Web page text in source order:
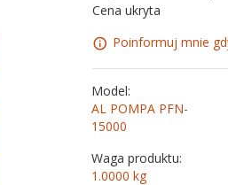
Cena ukryta
Poinformuj mnie
Model:
AL POMPA PFN-
15000
Waga produktu:
1.0000 kg